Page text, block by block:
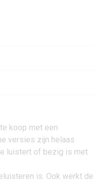
koop met een
versies zijn helaas
luistert of bezig is met
is. Ook werkt de